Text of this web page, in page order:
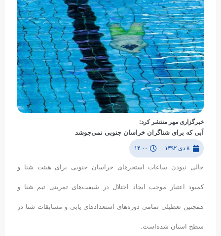
خبرگزاری مهر منتشر کرد:
آبی که برای شناگران خراسان جنوبی نمی‌جوشد
۸ دی ۱۳۹۲ ۱۴:۰۰
خالی نبودن ساعات استخرهای خراسان جنوبی برای هیئت شنا و
کمبود اعتبار موجب ایجاد اختلال در شیفت‌های تمرینی تیم شنا و
همچنین تعطیلی تمامی دوره‌های استعدادهای یابی و مسابقات شنا در
سطح استان شده‌است.